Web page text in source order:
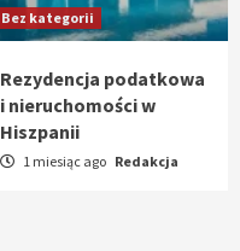
Bez kategorii
Rezydencja podatkowa
i nieruchomości w
Hiszpanii
1 miesiąc ago Redakcja